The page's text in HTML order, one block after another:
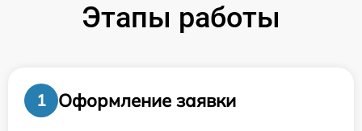
Этапы работы
1
Оформление заявки